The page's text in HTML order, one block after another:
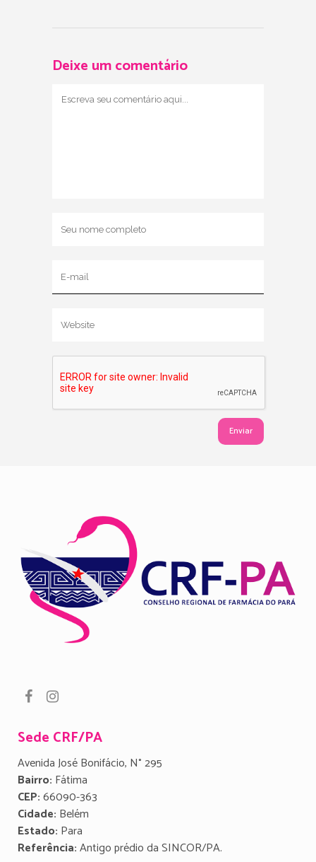
Deixe um comentário
Sede CRF/PA
Avenida José Bonifácio, N° 295
Bairro: Fátima
CEP:66090-363
Cidade: Belém
Estado: Para
Referência:Antigo prédio da SINCOR/PA.